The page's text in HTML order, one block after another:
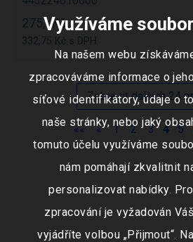
275,- Kč
332,75 Kč s DPH
Zobrazit dalších 24
«« « 1 2 3 4 5
Využíváme
Na našem webu
zpracováváme informace o
síťové identifikátory, údaje o
naše stránky, nebo jaký
tomuto účelu využíváme
nám pomáhají zkvalitnit
personalizovat nabídky.
zpracování je vyžadován
vyjádříte volbou „Přijmout“.